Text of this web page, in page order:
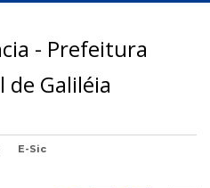
E-Sic